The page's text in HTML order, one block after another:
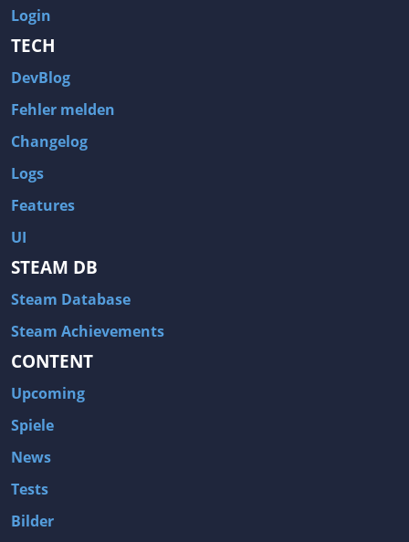
Login
TECH
DevBlog
Fehler melden
Changelog
Logs
Features
UI
STEAM DB
Steam Database
Steam Achievements
CONTENT
Upcoming
Spiele
News
Tests
Bilder